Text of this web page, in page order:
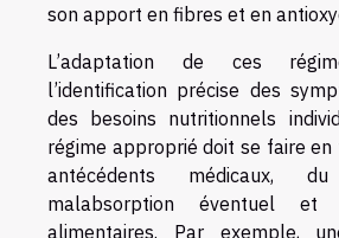
son apport en fibres et en
L’adaptation de ces
l’identification précise des
des besoins nutritionnels
régime approprié doit se faire
antécédents médicaux,
malabsorption éventuel et
alimentaires. Par exemple,